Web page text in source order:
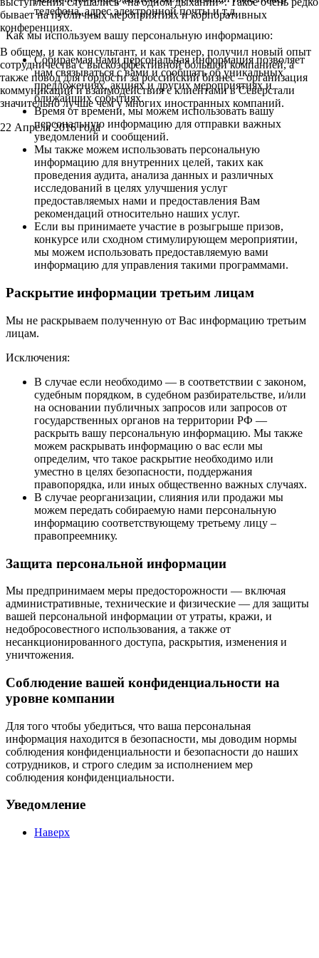
бывает на публичных мероприятиях и корпоративных
конференциях.
В общем, и как консультант, и как тренер, получил новый опыт
сотрудничества с выскоэффективной большой компанией, а
также повод для гордости за российский бизнес – организация
коммуникаций и взаимодействия с клиентами в Северстали
значительно лучше чем у многих иностранных компаний.
22 Апреля 2016 года
телефона, адрес электронной почты и т.д.
Как мы используем вашу персональную информацию:
Собираемая нами персональная информация позволяет
нам связываться с вами и сообщать об уникальных
предложениях, акциях и других мероприятиях и
ближайших событиях.
Время от времени, мы можем использовать вашу
персональную информацию для отправки важных
уведомлений и сообщений.
Мы также можем использовать персональную
информацию для внутренних целей, таких как
проведения аудита, анализа данных и различных
исследований в целях улучшения услуг
предоставляемых нами и предоставления Вам
рекомендаций относительно наших услуг.
Если вы принимаете участие в розыгрыше призов,
конкурсе или сходном стимулирующем мероприятии,
мы можем использовать предоставляемую вами
информацию для управления такими программами.
Раскрытие информации третьим лицам
Мы не раскрываем полученную от Вас информацию третьим
лицам.
Исключения:
В случае если необходимо — в соответствии с законом,
судебным порядком, в судебном разбирательстве, и/или
на основании публичных запросов или запросов от
государственных органов на территории РФ —
раскрыть вашу персональную информацию. Мы также
можем раскрывать информацию о вас если мы
определим, что такое раскрытие необходимо или
уместно в целях безопасности, поддержания
правопорядка, или иных общественно важных случаях.
В случае реорганизации, слияния или продажи мы
можем передать собираемую нами персональную
информацию соответствующему третьему лицу –
правопреемнику.
Защита персональной информации
Мы предпринимаем меры предосторожности — включая
административные, технические и физические — для защиты
вашей персональной информации от утраты, кражи, и
недобросовестного использования, а также от
несанкционированного доступа, раскрытия, изменения и
уничтожения.
Соблюдение вашей конфиденциальности на
уровне компании
Для того чтобы убедиться, что ваша персональная
информация находится в безопасности, мы доводим нормы
соблюдения конфиденциальности и безопасности до наших
сотрудников, и строго следим за исполнением мер
соблюдения конфиденциальности.
Уведомление
Наверх